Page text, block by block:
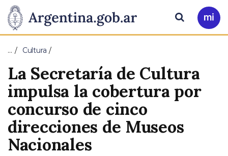
Presidencia
de
la
Nación
Pasar al contenido principal
Ir
a
Buscar
… Cultura
La Secretaría de Cultura
impulsa la cobertura por
concurso de cinco
direcciones de Museos
Nacionales